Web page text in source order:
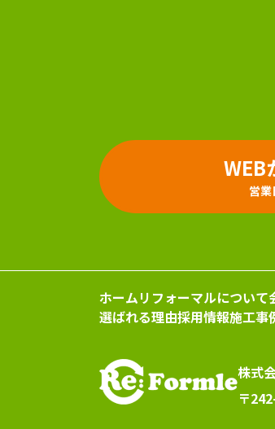
WEB
営
ホームリフォーマルについて
選ばれる理由採用情報施工事
株式
〒